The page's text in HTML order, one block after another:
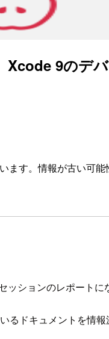
9のデ
す。情報が古い可能
ションのレポートに
るドキュメントを情